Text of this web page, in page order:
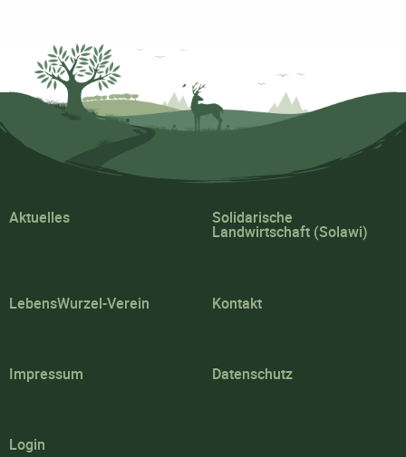
Aktuelles Solidarische
Landwirtschaft (Solawi)
LebensWurzel-Verein Kontakt
Impressum Datenschutz
Login